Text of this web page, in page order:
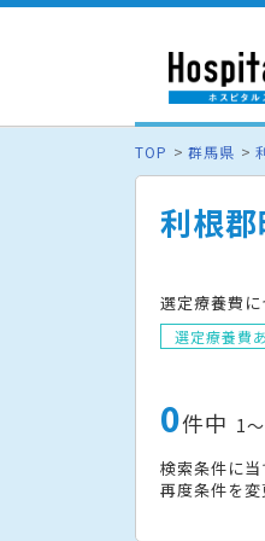
TOP 群馬県
利根
選定療養費に
選定療養費
0件中 1
検索条件に
再度条件を変